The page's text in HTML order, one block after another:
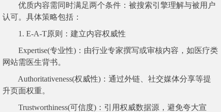
优质内容需同时满足两个条件：被搜索引擎理解与被用户
认可。具体策略包括：
1. E-A-T原则：建立内容权威性
Expertise(专业性)：由行业专家撰写或审核内容，如医疗类
网站需医生背书。
Authoritativeness(权威性)：通过外链、社交媒体分享等提
升页面权重。
Trustworthiness(可信度)：引用权威数据源，避免夸大宣